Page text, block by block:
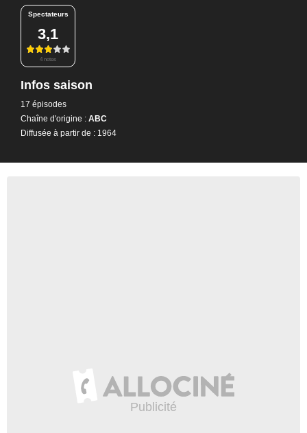
Spectateurs
3,1
4 notes
Infos saison
17 épisodes
Chaîne d'origine : ABC
Diffusée à partir de : 1964